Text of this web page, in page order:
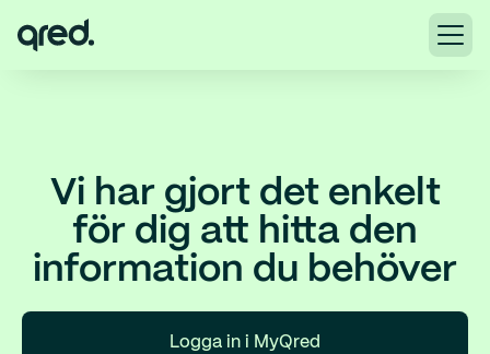
Vi har gjort det enkelt
för dig att hitta den
information du behöver
Logga in i MyQred